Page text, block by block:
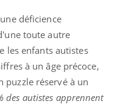
déficience
toute autre
les enfants autistes
à un âge précoce,
puzzle réservé à un
des autistes apprennent